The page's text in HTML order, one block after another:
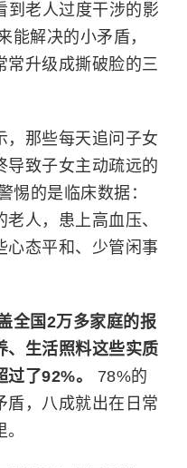
到老人过度干涉的影
能解决的小矛盾，
常升级成撕破脸的三
，那些每天追问子女
导致子女主动疏远的
惕的是临床数据：
老人，患上高血压、
心态平和、少管闲事
全国2万多家庭的报
、生活照料这些实质
过了92%。 78%的
盾，八成就出在日常